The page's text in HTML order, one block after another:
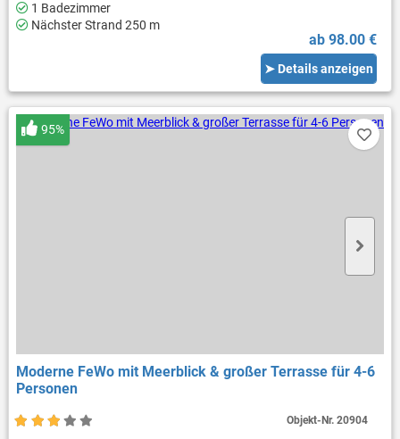
1 Badezimmer
Nächster Strand 250 m
ab 98.00 €
➤ Details anzeigen
Moderne FeWo mit Meerblick & großer Terrasse für 4-6
Personen
95%
Objekt-Nr.20904